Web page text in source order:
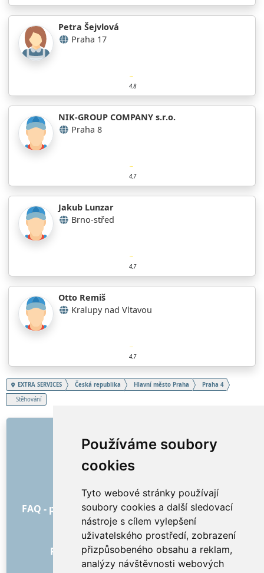
Používáme soubory
cookies
Tyto webové stránky používají
soubory cookies a další sledovací
nástroje s cílem vylepšení
uživatelského prostředí, zobrazení
přizpůsobeného obsahu a reklam,
analýzy návštěvnosti webových
Petra Šejvlová
Praha 17
4.8
NIK-GROUP COMPANY s.r.o.
Praha 8
4.7
Jakub Lunzar
Brno-střed
4.7
Otto Remiš
Kralupy nad Vltavou
4.7
EXTRA SERVICES Česká republika Hlavní město Praha
Praha 4
Stěhování
O nás
Jak to všechno začalo
Všeobecné obchodní podmínky
FAQ - pro objednatele FAQ - pro poskytovatele
Reklama a marketing
Blog
Recenze objednávek s hodnocením
Kontakt